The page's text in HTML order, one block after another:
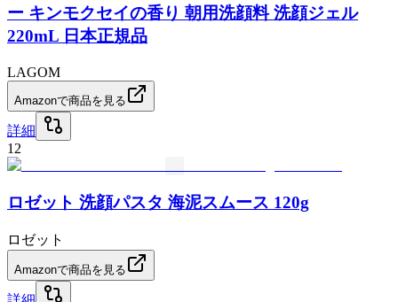
ー キンモクセイの香り 朝用洗顔料 洗顔ジェル
220mL 日本正規品
LAGOM
Amazonで商品を見る
詳細
12
ロゼット 洗顔パスタ 海泥スムース 120g
ロゼット
Amazonで商品を見る